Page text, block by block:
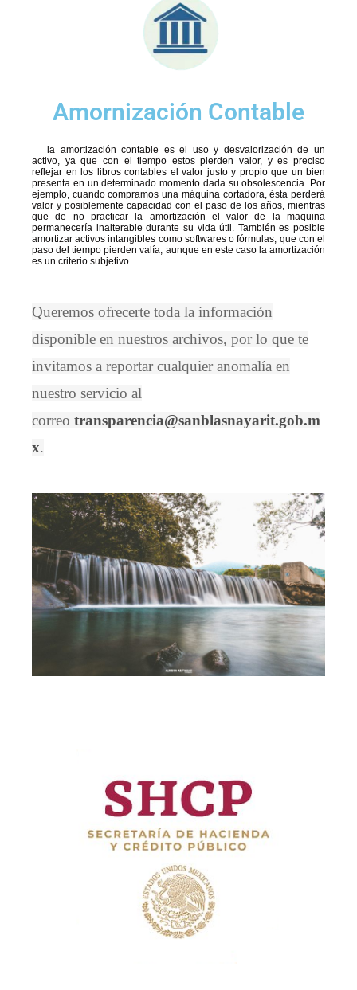
Amornización Contable
la amortización contable es el uso y desvalorización de un
activo, ya que con el tiempo estos pierden valor, y es preciso
reflejar en los libros contables el valor justo y propio que un bien
presenta en un determinado momento dada su obsolescencia. Por
ejemplo, cuando compramos una máquina cortadora, ésta perderá
valor y posiblemente capacidad con el paso de los años, mientras
que de no practicar la amortización el valor de la maquina
permanecería inalterable durante su vida útil. También es posible
amortizar activos intangibles como softwares o fórmulas, que con el
paso del tiempo pierden valía, aunque en este caso la amortización
es un criterio subjetivo..
Queremos ofrecerte toda la información
disponible en nuestros archivos, por lo que te
invitamos a reportar cualquier anomalía en
nuestro servicio al
correo transparencia@sanblasnayarit.gob.m
x.